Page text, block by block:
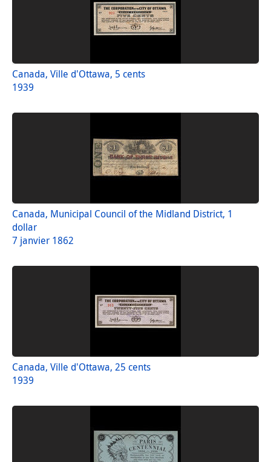
Canada, Ville d'Ottawa, 5 cents
1939
Canada, Municipal Council of the Midland District, 1
dollar
7 janvier 1862
Canada, Ville d'Ottawa, 25 cents
1939